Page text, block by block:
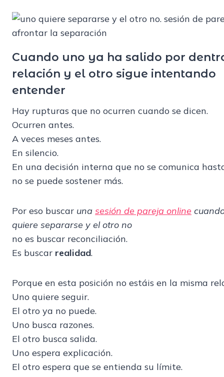
Cuando uno ya ha salido por
relación y el otro sigue intentando
entender
Hay rupturas que no ocurren cuando se dicen.
Ocurren antes.
A veces meses antes.
En silencio.
En una decisión interna que no se comunica
no se puede sostener más.
Por eso buscar una sesión de pareja online
quiere separarse y el otro no
no es buscar reconciliación.
Es buscar realidad.
Porque en esta posición no estáis en la misma
Uno quiere seguir.
El otro ya no puede.
Uno busca razones.
El otro busca salida.
Uno espera explicación.
El otro espera que se entienda su límite.